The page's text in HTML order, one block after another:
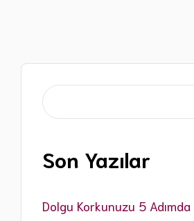
Ara
Son Yazılar
Dolgu Korkunuzu 5 Adımda